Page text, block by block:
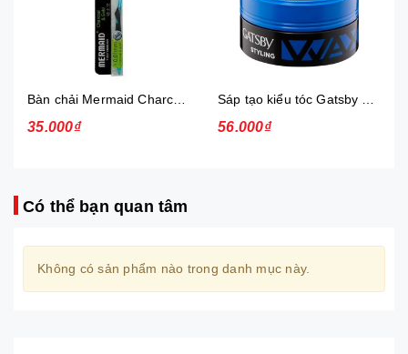
35.000₫ 56.000₫
Có thể bạn quan tâm
Không có sản phẩm nào trong danh mục này.